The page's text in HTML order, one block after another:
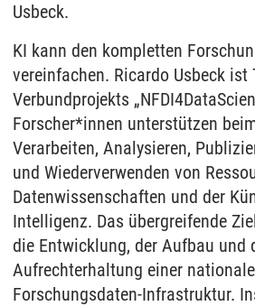
Usbeck.
KI kann den kompletten
vereinfachen. Ricardo Usbeck ist
Verbundprojekts
Forscher*innen unterstützen
Verarbeiten, Analysieren,
und Wiederverwenden von
Datenwissenschaften und der
Intelligenz. Das übergreifende
die Entwicklung, der Aufbau und
Aufrechterhaltung einer
Forschungsdaten-Infrastruktur.